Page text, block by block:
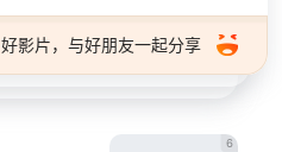
好影片，与好朋友一起分享
6